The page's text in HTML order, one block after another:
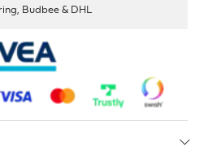
Budbee & DHL